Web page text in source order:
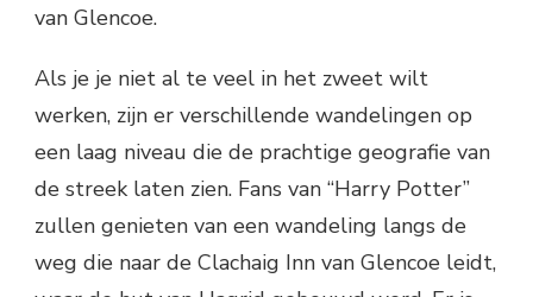
van Glencoe.
Als je je niet al te veel in het zweet wilt
werken, zijn er verschillende wandelingen op
een laag niveau die de prachtige geografie van
de streek laten zien. Fans van “Harry Potter”
zullen genieten van een wandeling langs de
weg die naar de Clachaig Inn van Glencoe leidt,